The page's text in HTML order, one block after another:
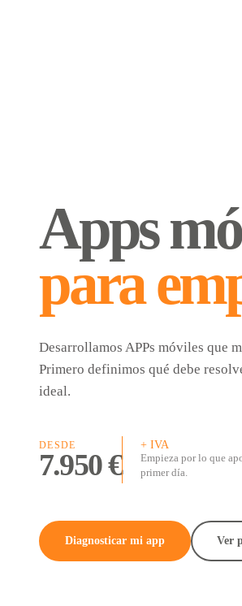
Apps
para
Desarrollamos APPs móviles que
Primero definimos qué debe
ideal.
DESDE
7.950 €
+ IVA
Empieza por lo que
primer día.
Diagnosticar mi app Ver